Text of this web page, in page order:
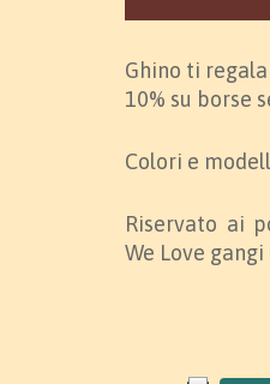
Ghino ti
10% su borse
Colori e
Riservato ai
We Love gangi